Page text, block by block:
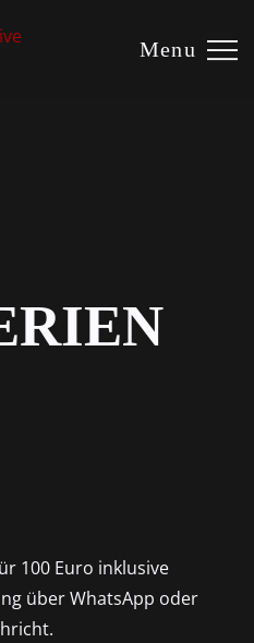
Menu
100 Euro inklusive
über WhatsApp oder